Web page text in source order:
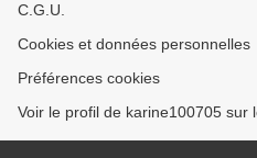
C.G.U.
Cookies et données personnelles
Préférences cookies
Voir le profil de karine100705 sur